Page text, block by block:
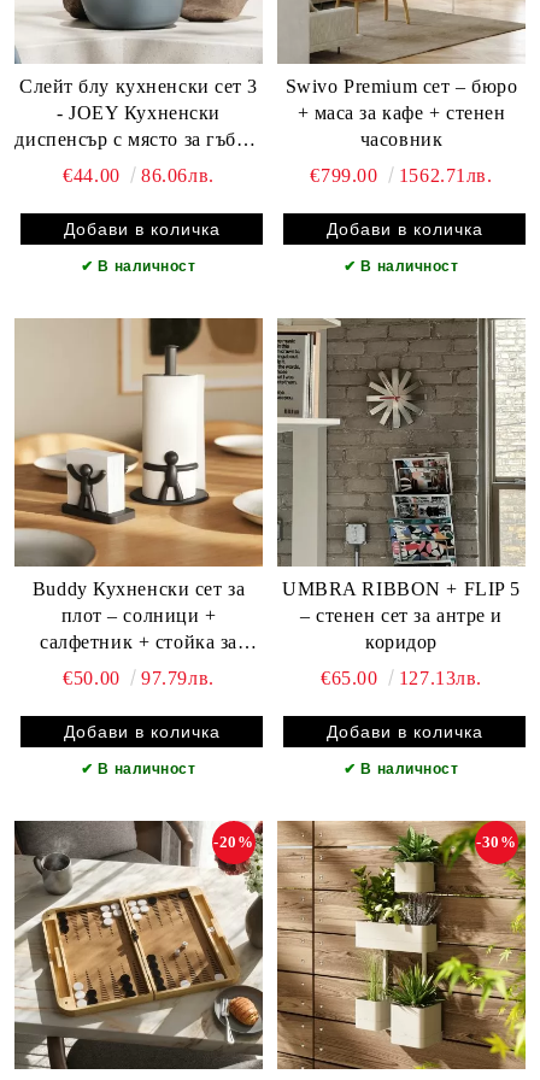
Слейт блу кухненски сет 3
- JOEY Кухненски
диспенсър с място за гъба +
UDRY Сгъваем сушилник
салфетки
€44.00 86.06лв.
✔ В наличност
Swivo Premium сет – бюро
+ маса за кафе + стенен
часовник
€799.00
1562.71лв.
✔ В наличност
Buddy Кухненски сет за
плот – солници +
салфетник + стойка за
хартия
€50.00 97.79лв.
✔ В наличност
UMBRA RIBBON + FLIP 5
– стенен сет за антре и
коридор
€65.00
127.13лв.
✔ В наличност
-20% -30%